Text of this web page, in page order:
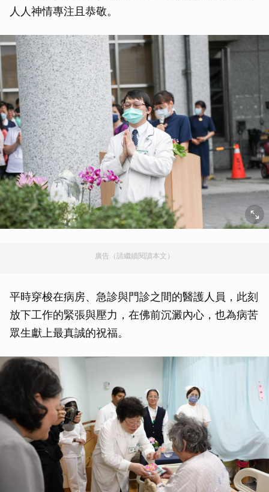
人人神情專注且恭敬。
廣告（請繼續閱讀本文）
平時穿梭在病房、急診與門診之間的醫護人員，此刻
放下工作的緊張與壓力，在佛前沉澱內心，也為病苦
眾生獻上最真誠的祝福。